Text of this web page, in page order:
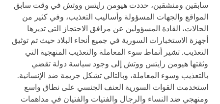
سابقين ومنشقين، حددت هيومن رايتس ووتش في وقت سابق
المواقع والجهات المسؤولة وأساليب التعذيب، وفي كثير من
الحالات، القادة المسؤولين عن مرافق الاحتجاز التي تديرها
أجهزة الاستخبارات السورية في جميع أنحاء البلاد حيث تم توثيق
التعذيب. تشير أنماط سوء المعاملة والتعذيب المنهجية التي
وثقتها هيومن رايتس ووتش إلى وجود سياسة دولة تقضي
بالتعذيب وسوء المعاملة، وبالتالي تشكل جريمة ضد الإنسانية.
استخدمت القوات السورية العنف الجنسي على نطاق واسع
ومنهجي ضد النساء والرجال والفتيات والفتيان في مداهمات